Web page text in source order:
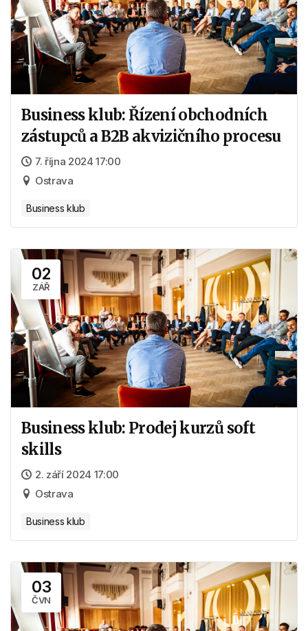
Business klub: Řízení obchodních
zástupců a B2B akvizičního procesu
7. října 2024 17:00
Ostrava
Business klub
02
ZÁŘ
Business klub: Prodej kurzů soft
skills
2. září 2024 17:00
Ostrava
Business klub
03
ČVN